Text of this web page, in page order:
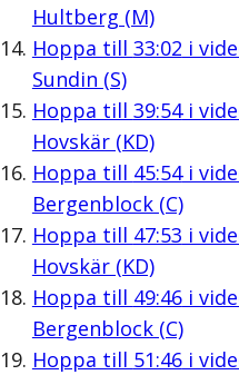
Hultberg (M)
Hoppa till 33:02 i
Sundin (S)
Hoppa till 39:54i
Hovskär (KD)
Hoppa till 45:54i
Bergenblock (C)
Hoppa till 47:53 i
Hovskär (KD)
Hoppa till 49:46i
Bergenblock (C)
Hoppa till 51:46i